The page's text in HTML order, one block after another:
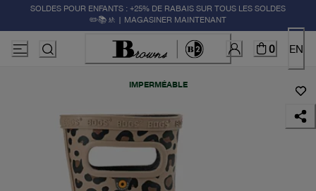
SOLDES POUR ENFANTS : +25% DE RABAIS SUR TOUS LES SOLDES
✏️📚🚸 | MAGASINER MAINTENANT
0 EN
IMPERMÉABLE